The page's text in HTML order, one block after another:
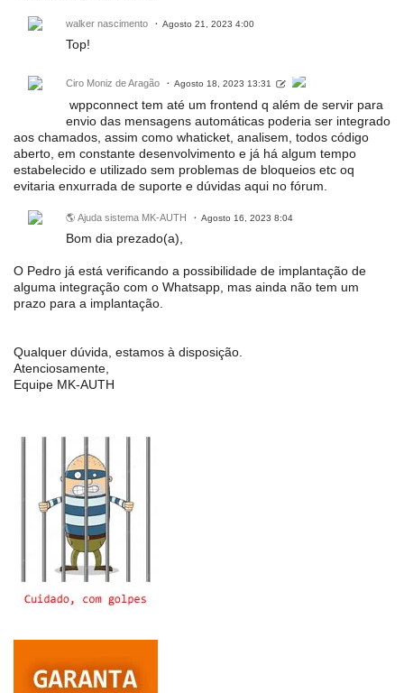
walker nascimento Agosto 21, 2023 4:00
Top!
Ciro Moniz de Aragão Agosto 18, 2023 13:31
wppconnect tem até um frontend q além de servir para
envio das mensagens automáticas poderia ser integrado
aos chamados, assim como whaticket, analisem, todos código
aberto, em constante desenvolvimento e já há algum tempo
estabelecido e utilizado sem problemas de bloqueios etc oq
evitaria enxurrada de suporte e dúvidas aqui no fórum.
🌎 Ajuda sistema MK-AUTH Agosto 16, 2023 8:04
Bom dia prezado(a),
O Pedro já está verificando a possibilidade de implantação de
alguma integração com o Whatsapp, mas ainda não tem um
prazo para a implantação.
Qualquer dúvida, estamos à disposição.
Atenciosamente,
Equipe MK-AUTH